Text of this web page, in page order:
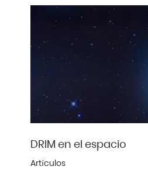
DRIM en el espacio
Artículos